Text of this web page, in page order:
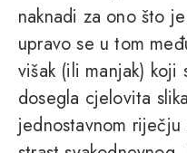
naknadi za ono što
upravo se u tom
višak (ili manjak)
dosegla cjelovita
jednostavnom